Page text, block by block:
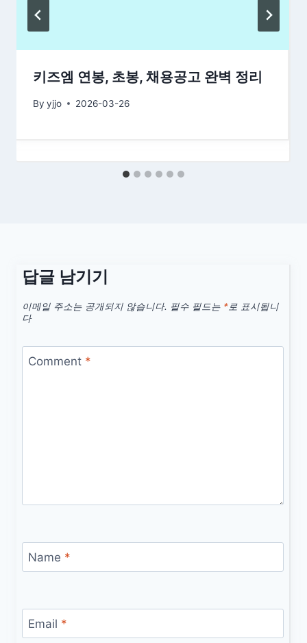
키즈엠 연봉, 초봉, 채용공고 완벽 정리
By yjjo 2026-03-26
답글 남기기
이메일 주소는 공개되지 않습니다. 필수 필드는 *로 표시됩니
다
Comment *
Name *
Email *